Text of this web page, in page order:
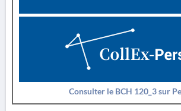
Consulter le BCH 120_3 sur